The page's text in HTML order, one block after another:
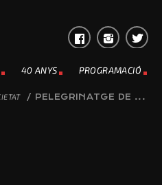
40 ANYS PROGRAMACIÓ
/ PELEGRINATGE DE ...